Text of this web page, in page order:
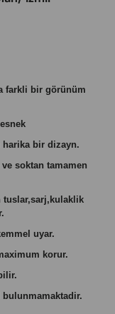
farkli bir görünüm
harika bir dizayn.
soktan tamamen
tuslar,sarj,kulaklik
uyar.
korur.